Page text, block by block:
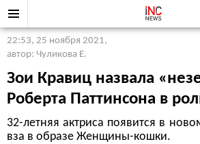
22:53, 25 ноября 2021,
автор: Чуликова Е.
Зои Кравиц назвала
Роберта Паттинсона в
32-летняя актриса появится в
вза в образе Женщины-кошки.